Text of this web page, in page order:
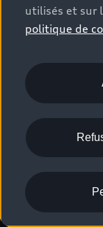
Batterie et
La marque
Emissions CO2
Gérer vos cookies
Please select
utilisés et sur
politique de